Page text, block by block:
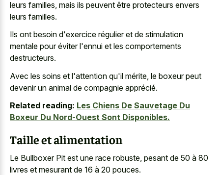
leurs familles, mais ils peuvent être protecteurs envers
leurs familles.
Ils ont besoin d'exercice régulier et de stimulation
mentale pour éviter l'ennui et les comportements
destructeurs.
Avec les soins et l'attention qu'il mérite, le boxeur peut
devenir un animal de compagnie apprécié.
Related reading: Les Chiens De Sauvetage Du
Boxeur Du Nord-Ouest Sont Disponibles.
Taille et alimentation
Le Bullboxer Pit est une race robuste, pesant de 50 à 80
livres et mesurant de 16 à 20 pouces.